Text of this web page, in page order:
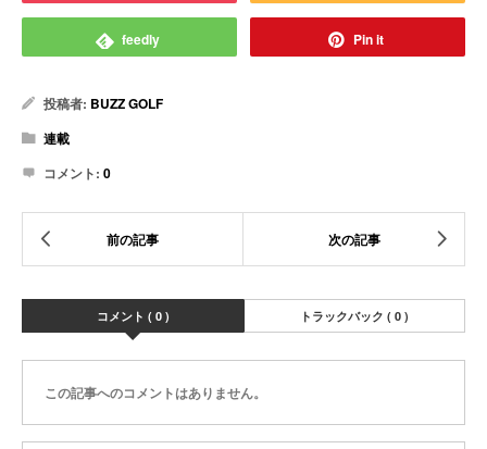
feedly Pin it
投稿者: BUZZ GOLF
連載
コメント: 0
コメント ( 0 ) トラックバック ( 0 )
この記事へのコメントはありません。